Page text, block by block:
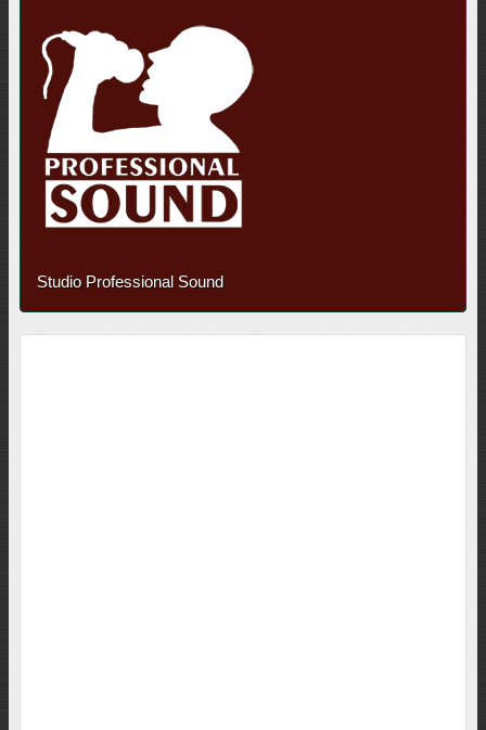
Studio Professional Sound